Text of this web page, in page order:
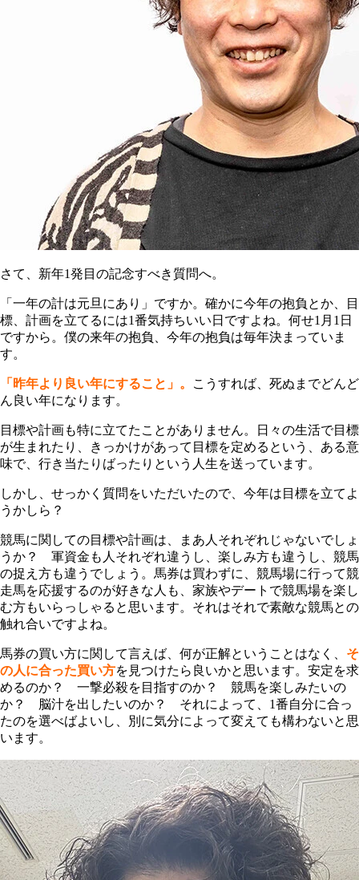
さて、新年1発目の記念すべき質問へ。
「一年の計は元旦にあり」ですか。確かに今年の抱負とか、目
標、計画を立てるには1番気持ちいい日ですよね。何せ1月1日
ですから。僕の来年の抱負、今年の抱負は毎年決まっていま
す。
「昨年より良い年にすること」。
こうすれば、死ぬまでどんど
ん良い年になります。
目標や計画も特に立てたことがありません。日々の生活で目標
が生まれたり、きっかけがあって目標を定めるという、ある意
味で、行き当たりばったりという人生を送っています。
しかし、せっかく質問をいただいたので、今年は目標を立てよ
うかしら？
競馬に関しての目標や計画は、まあ人それぞれじゃないでしょ
うか？ 軍資金も人それぞれ違うし、楽しみ方も違うし、競馬
の捉え方も違うでしょう。馬券は買わずに、競馬場に行って競
走馬を応援するのが好きな人も、家族やデートで競馬場を楽し
む方もいらっしゃると思います。それはそれで素敵な競馬との
触れ合いですよね。
馬券の買い方に関して言えば、何が正解ということはなく、 そ
の人に合った買い方を見つけたら良いかと思います。安定を求
めるのか？ 一撃必殺を目指すのか？ 競馬を楽しみたいの
か？ 脳汁を出したいのか？ それによって、1番自分に合っ
たのを選べばよいし、別に気分によって変えても構わないと思
います。